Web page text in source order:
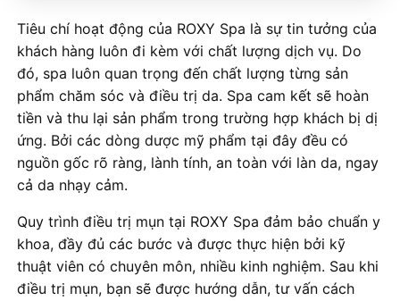
Tiêu chí hoạt động của ROXY Spa là sự tin tưởng của
khách hàng luôn đi kèm với chất lượng dịch vụ. Do
đó, spa luôn quan trọng đến chất lượng từng sản
phẩm chăm sóc và điều trị da. Spa cam kết sẽ hoàn
tiền và thu lại sản phẩm trong trường hợp khách bị dị
ứng. Bởi các dòng dược mỹ phẩm tại đây đều có
nguồn gốc rõ ràng, lành tính, an toàn với làn da, ngay
cả da nhạy cảm.
Quy trình điều trị mụn tại ROXY Spa đảm bảo chuẩn y
khoa, đầy đủ các bước và được thực hiện bởi kỹ
thuật viên có chuyên môn, nhiều kinh nghiệm. Sau khi
điều trị mụn, bạn sẽ được hướng dẫn, tư vấn cách